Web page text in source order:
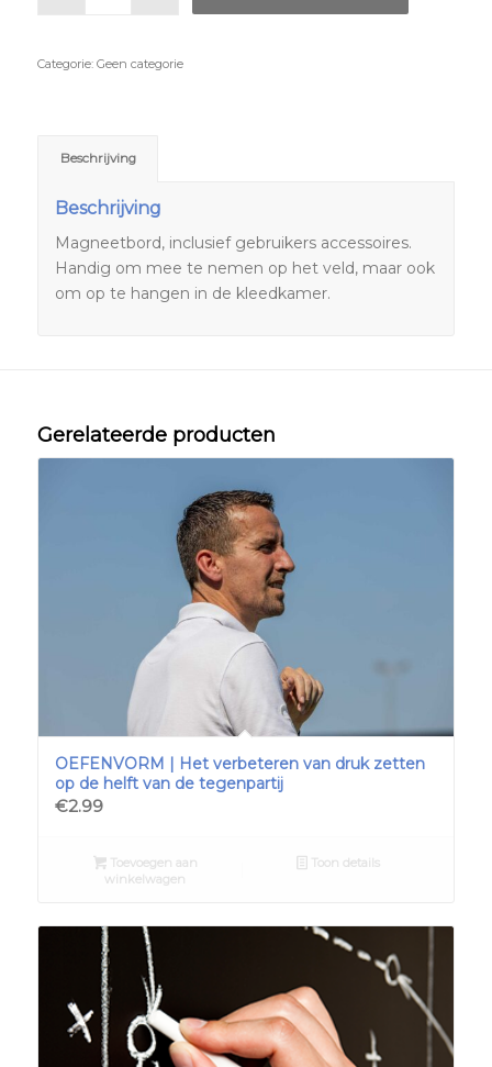
Categorie: Geen categorie
Beschrijving
Beschrijving
Magneetbord, inclusief gebruikers accessoires.
Handig om mee te nemen op het veld, maar ook
om op te hangen in de kleedkamer.
Gerelateerde producten
OEFENVORM | Het verbeteren van druk zetten
op de helft van de tegenpartij
€2.99
Toevoegen aan
winkelwagen
Toon details